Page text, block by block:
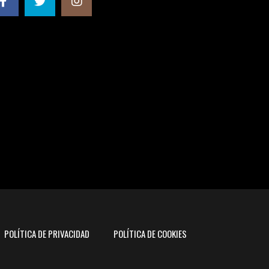
POLÍTICA DE PRIVACIDAD POLÍTICA DE COOKIES